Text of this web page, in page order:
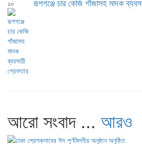
১০ রূপগঞ্জে চার কেজি গাঁজাসহ মাদক
আরো সংবাদ ... আরও